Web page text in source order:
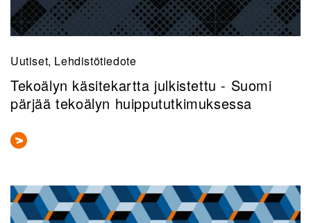
Uutiset, Lehdistötiedote
Tekoälyn käsitekartta julkistettu - Suomi
pärjää tekoälyn huippututkimuksessa